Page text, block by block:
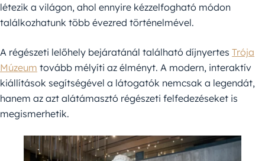
létezik a világon, ahol ennyire kézzelfogható módon
találkozhatunk több évezred történelmével.
A régészeti lelőhely bejáratánál található díjnyertes Trója
Múzeum tovább mélyíti az élményt. A modern, interaktív
kiállítások segítségével a látogatók nemcsak a legendát,
hanem az azt alátámasztó régészeti felfedezéseket is
megismerhetik.